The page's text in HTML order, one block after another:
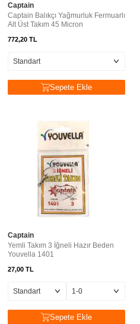
Captain
Captain Balıkçı Yağmurluk Fermuarlı
Alt Üst Takım 45 Micron
772,20 TL
Sepete Ekle
Captain
Yemli Takım 3 İğneli Hazır Beden
Youvella 1401
27,00 TL
Sepete Ekle